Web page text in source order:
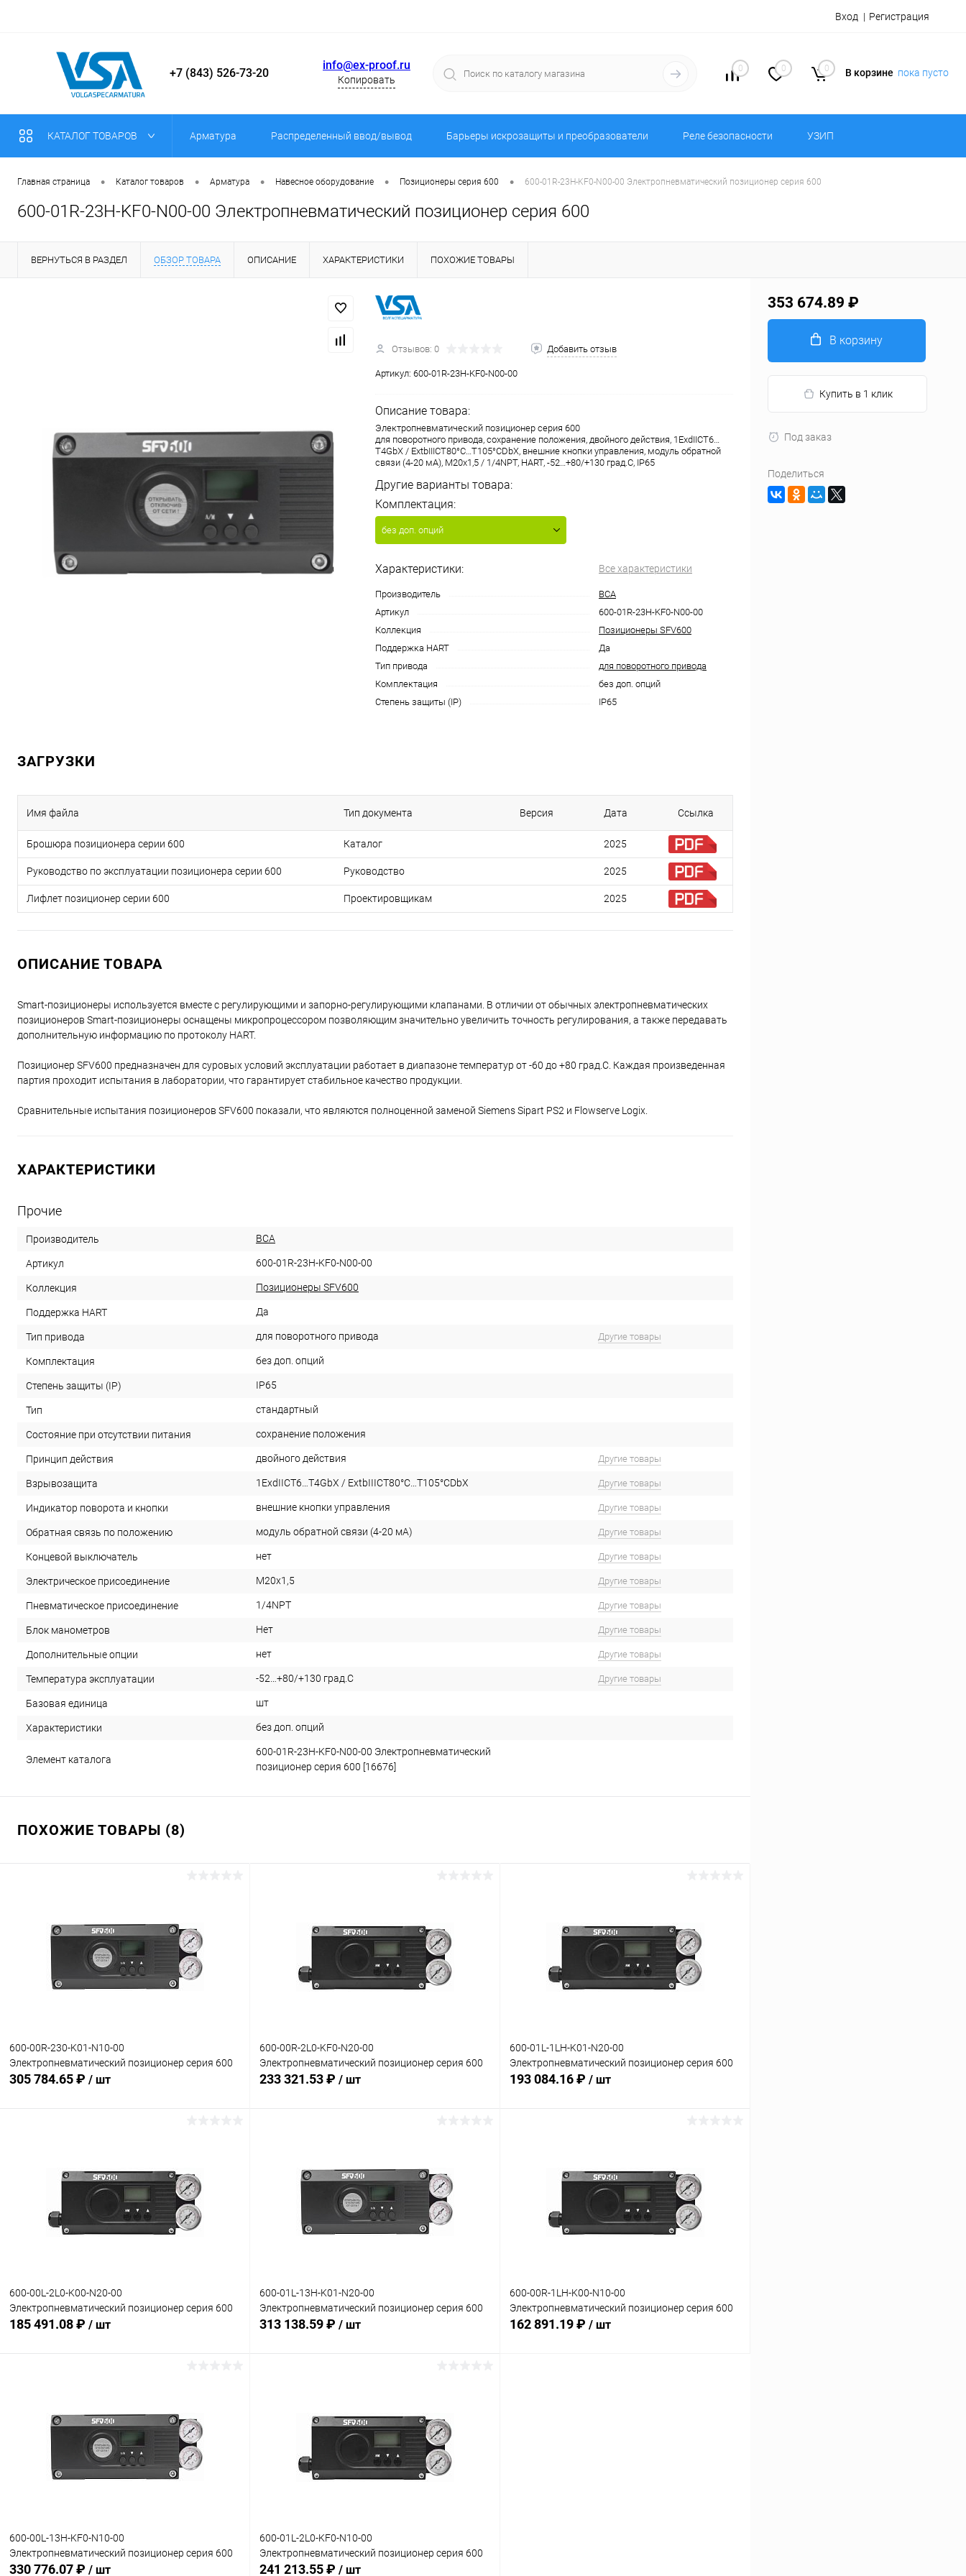
Вход Регистрация
+7 (843) 526-73-20
info@ex-proof.ru
Копировать
0 0 0 В корзине пока пусто
КАТАЛОГ ТОВАРОВ Арматура Распределенный ввод/вывод Барьеры искрозащиты и преобразователи Реле безопасности УЗИП
Главная страница • Каталог товаров • Арматура • Навесное оборудование • Позиционеры серия 600 • 600-01R-23H-KF0-N00-00 Электропневматический позиционер серия 600
600-01R-23H-KF0-N00-00 Электропневматический позиционер серия 600
ВЕРНУТЬСЯ В РАЗДЕЛ ОБЗОР ТОВАРА ОПИСАНИЕ ХАРАКТЕРИСТИКИ ПОХОЖИЕ ТОВАРЫ
Отзывов: 0 Добавить отзыв
Артикул: 600-01R-23H-KF0-N00-00
Описание товара:
Электропневматический позиционер серия 600
для поворотного привода, сохранение положения, двойного действия, 1ExdIICT6…
T4GbX / ExtbIIICT80°C…T105°CDbX, внешние кнопки управления, модуль обратной
связи (4-20 мА), M20x1,5 / 1/4NPT, HART, -52…+80/+130 град.С, IP65
Другие варианты товара:
Комплектация:
без доп. опций
Характеристики: Все характеристики
Производитель
ВСА
Артикул
600-01R-23H-KF0-N00-00
Коллекция
Позиционеры SFV600
Поддержка HART
Да
Тип привода
для поворотного привода
Комплектация
без доп. опций
Степень защиты (IP)
IP65
ЗАГРУЗКИ
Имя файла Тип документа Версия Дата Ссылка
Брошюра позиционера серии 600 Каталог 2025
Руководство по эксплуатации позиционера серии 600 Руководство 2025
Лифлет позиционер серии 600 Проектировщикам 2025
ОПИСАНИЕ ТОВАРА
Smart-позиционеры используется вместе с регулирующими и запорно-регулирующими клапанами. В отличии от обычных электропневматических
позиционеров Smart-позиционеры оснащены микропроцессором позволяющим значительно увеличить точность регулирования, а также передавать
дополнительную информацию по протоколу HART.
Позиционер SFV600 предназначен для суровых условий эксплуатации работает в диапазоне температур от -60 до +80 град.С. Каждая произведенная
партия проходит испытания в лаборатории, что гарантирует стабильное качество продукции.
Сравнительные испытания позиционеров SFV600 показали, что являются полноценной заменой Siemens Sipart PS2 и Flowserve Logix.
ХАРАКТЕРИСТИКИ
Прочие
Производитель ВСА
Артикул 600-01R-23H-KF0-N00-00
Коллекция Позиционеры SFV600
Поддержка HART Да
Тип привода для поворотного привода Другие товары
Комплектация без доп. опций
Степень защиты (IP) IP65
Тип стандартный
Состояние при отсутствии питания сохранение положения
Принцип действия двойного действия Другие товары
Взрывозащита 1ExdIICT6…T4GbX / ExtbIIICT80°C…T105°CDbX Другие товары
Индикатор поворота и кнопки внешние кнопки управления Другие товары
Обратная связь по положению модуль обратной связи (4-20 мА) Другие товары
Концевой выключатель нет Другие товары
Электрическое присоединение M20x1,5 Другие товары
Пневматическое присоединение 1/4NPT Другие товары
Блок манометров Нет Другие товары
Дополнительные опции нет Другие товары
Температура эксплуатации -52…+80/+130 град.С Другие товары
Базовая единица шт
Характеристики без доп. опций
Элемент каталога
600-01R-23H-KF0-N00-00 Электропневматический
позиционер серия 600 [16676]
ПОХОЖИЕ ТОВАРЫ (8)
600-00R-230-K01-N10-00
Электропневматический позиционер серия 600
305 784.65 ₽ / шт
Купить в 1 клик Сравнение
Под заказ
Комплектация:
600-00R-2L0-KF0-N20-00
Электропневматический позиционер серия 600
233 321.53 ₽ / шт
Купить в 1 клик Сравнение
Под заказ
Комплектация:
600-01L-1LH-K01-N20-00
Электропневматический позиционер серия 600
193 084.16 ₽ / шт
Купить в 1 клик Сравнение
Под заказ
Комплектация:
600-00L-2L0-K00-N20-00
Электропневматический позиционер серия 600
185 491.08 ₽ / шт
Купить в 1 клик Сравнение
Под заказ
Комплектация:
600-01L-13H-K01-N20-00
Электропневматический позиционер серия 600
313 138.59 ₽ / шт
Купить в 1 клик Сравнение
Под заказ
Комплектация:
600-00R-1LH-K00-N10-00
Электропневматический позиционер серия 600
162 891.19 ₽ / шт
600-00L-13H-KF0-N10-00
Электропневматический позиционер серия 600
330 776.07 ₽ / шт
600-01L-2L0-KF0-N10-00
Электропневматический позиционер серия 600
241 213.55 ₽ / шт
353 674.89 ₽
В корзину
Купить в 1 клик
Под заказ
Поделиться